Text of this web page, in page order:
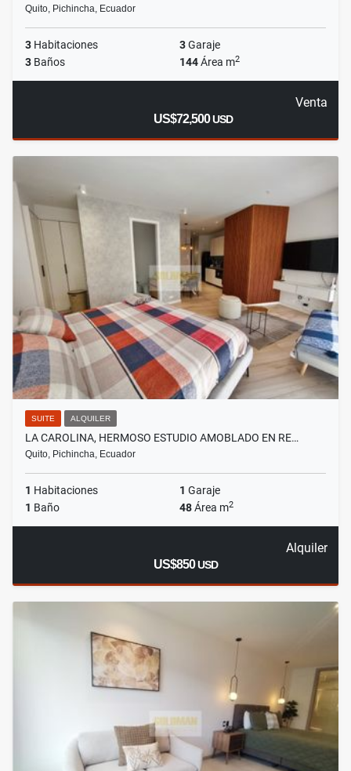
Quito, Pichincha, Ecuador
3 Habitaciones 3Garaje
3 Baños 144Área m2
Venta
US$72,500USD
SUITE ALQUILER
LA CAROLINA, HERMOSO ESTUDIO AMOBLADO EN RE…
Quito, Pichincha, Ecuador
1 Habitaciones 1 Garaje
1 Baño 48Área m2
Alquiler
US$850USD